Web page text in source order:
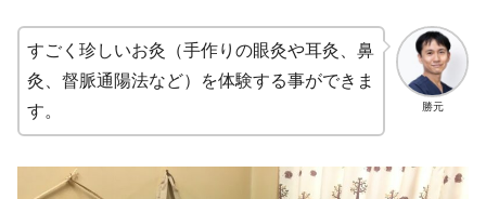
勝元
すごく珍しいお灸（手作りの眼灸や耳灸、鼻
灸、督脈通陽法など）を体験する事ができま
す。